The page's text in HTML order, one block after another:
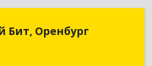
Бит, Оренбург
Бит, Оренбург
обл, Оренбург, Березка